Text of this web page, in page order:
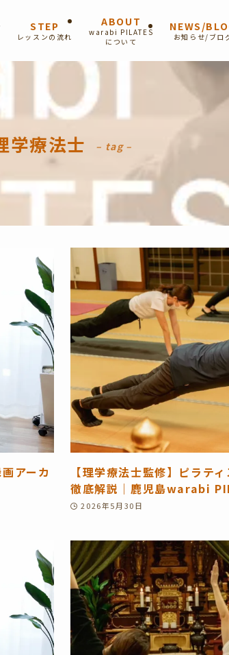
STEP
レッスンの流れ
ABOUT
warabi PILATES
について
NEWS/
お知らせ/ブロ
学療法士 – tag –
アーカ
【理学療法士監修】ピラテ
徹底解説｜鹿児島warabi
2026年5月30日